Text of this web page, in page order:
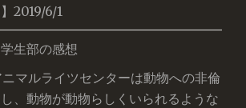
2019/6/1
生部の感想
マルライツセンターは動物への非倫
、動物が動物らしくいられるような